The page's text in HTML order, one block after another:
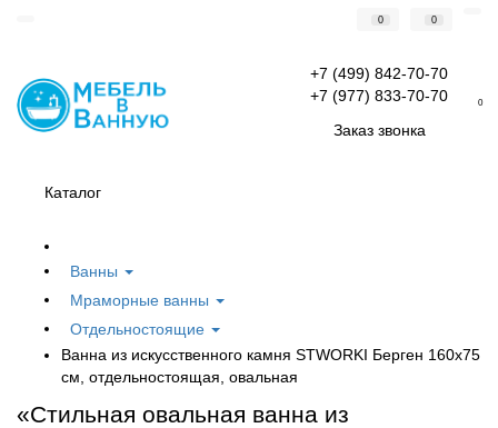
0 0
+7 (499) 842-70-70
+7 (977) 833-70-70
Заказ звонка
0
Каталог
Ванны
Мраморные ванны
Отдельностоящие
Ванна из искусственного камня STWORKI Берген 160x75
см, отдельностоящая, овальная
«Стильная овальная ванна из